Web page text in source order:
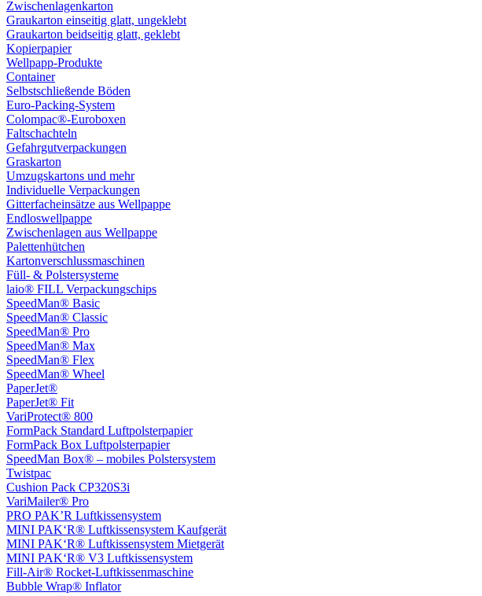
Zwischenlagenkarton
Graukarton einseitig glatt, ungeklebt
Graukarton beidseitig glatt, geklebt
Kopierpapier
Wellpapp-Produkte
Container
Selbstschließende Böden
Euro-Packing-System
Colompac®-Euroboxen
Faltschachteln
Gefahrgutverpackungen
Graskarton
Umzugskartons und mehr
Individuelle Verpackungen
Gitterfacheinsätze aus Wellpappe
Endloswellpappe
Zwischenlagen aus Wellpappe
Palettenhütchen
Kartonverschlussmaschinen
Füll- & Polstersysteme
laio® FILL Verpackungschips
SpeedMan® Basic
SpeedMan® Classic
SpeedMan® Pro
SpeedMan® Max
SpeedMan® Flex
SpeedMan® Wheel
PaperJet®
PaperJet® Fit
VariProtect® 800
FormPack Standard Luftpolsterpapier
FormPack Box Luftpolsterpapier
SpeedMan Box® – mobiles Polstersystem
Twistpac
Cushion Pack CP320S3i
VariMailer® Pro
PRO PAK’R Luftkissensystem
MINI PAK‘R® Luftkissensystem Kaufgerät
MINI PAK‘R® Luftkissensystem Mietgerät
MINI PAK‘R® V3 Luftkissensystem
Fill-Air® Rocket-Luftkissenmaschine
Bubble Wrap® Inflator